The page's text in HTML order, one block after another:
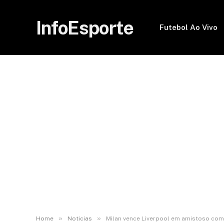
InfoEsporte Futebol Ao Vivo
Home » Noticias » Milan vence Liverpool em amistoso